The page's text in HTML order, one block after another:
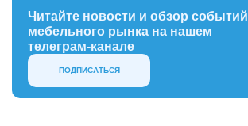
Читайте новости и обзор событий
мебельного рынка на нашем
телеграм-канале
ПОДПИСАТЬСЯ